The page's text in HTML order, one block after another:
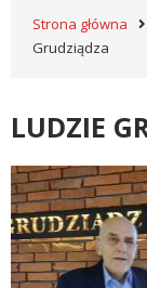
Strona główna
Grudziądza
LUDZIE